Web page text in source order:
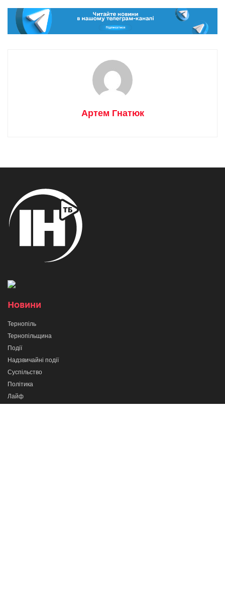
Артем Гнатюк
Новини
Тернопіль
Тернопільщина
Події
Надзвичайні події
Суспільство
Політика
Лайф